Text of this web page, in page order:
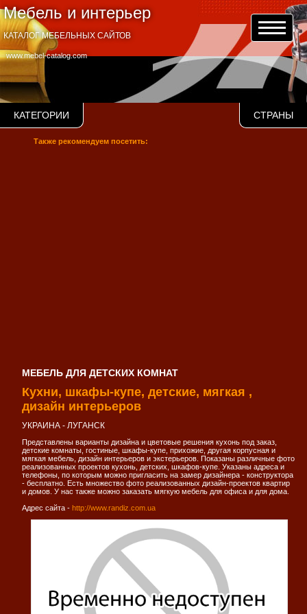
Мебель и интерьер
www.mebel-catalog.com
КАТАЛОГ МЕБЕЛЬНЫХ САЙТОВ
КАТЕГОРИИ СТРАНЫ
Также рекомендуем посетить:
МЕБЕЛЬ ДЛЯ ДЕТСКИХ КОМНАТ
Кухни, шкафы-купе, детские, мягкая ,
дизайн интерьеров
УКРАИНА - ЛУГАНСК
Представлены варианты дизайна и цветовые решения кухонь под заказ,
детские комнаты, гостиные, шкафы-купе, прихожие, другая корпусная и
мягкая мебель, дизайн интерьеров и экстерьеров. Показаны различные фото
реализованных проектов кухонь, детских, шкафов-купе. Указаны адреса и
телефоны, по которым можно пригласить на замер дизайнера - конструктора
- бесплатно. Есть множество фото реализованных дизайн-проектов квартир
и домов. У нас также можно заказать мягкую мебель для офиса и для дома.
Адрес сайта - http://www.randiz.com.ua